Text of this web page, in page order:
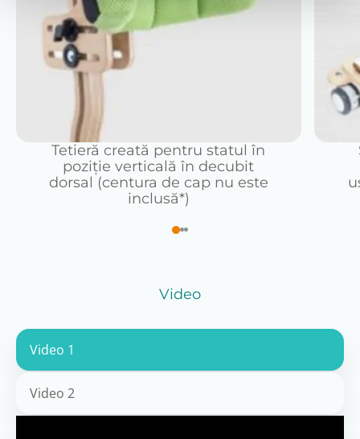
Tetieră creată pentru statul în
poziție verticală în decubit
dorsal (centura de cap nu este
inclusă*)
Video
Video 1
Video 2